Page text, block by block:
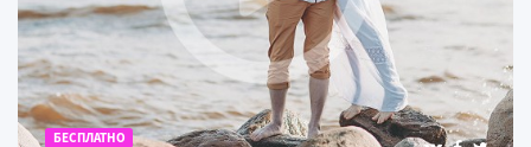
БЕСПЛАТНО